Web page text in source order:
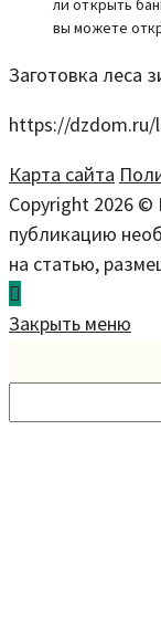
ли открыть
вы можете
Заготовка леса
https://
Карта сайта
Copyright 2026 ©
публикацию
на статью,
Закрыть меню